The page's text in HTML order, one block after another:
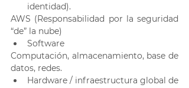
identidad).
AWS (Responsabilidad por la seguridad
“de” la nube)
Software
Computación, almacenamiento, base de
datos, redes.
Hardware / infraestructura global de